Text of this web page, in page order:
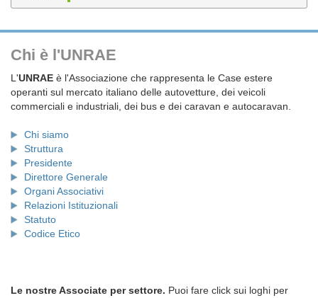
Chi è l'UNRAE
L'UNRAE è l'Associazione che rappresenta le Case estere
operanti sul mercato italiano delle autovetture, dei veicoli
commerciali e industriali, dei bus e dei caravan e autocaravan.
Chi siamo
Struttura
Presidente
Direttore Generale
Organi Associativi
Relazioni Istituzionali
Statuto
Codice Etico
Le nostre Associate per settore. Puoi fare click sui loghi per